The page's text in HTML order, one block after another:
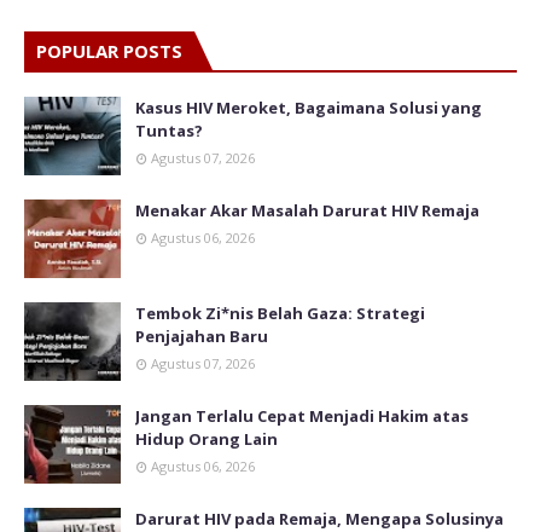
POPULAR POSTS
Kasus HIV Meroket, Bagaimana Solusi yang
Tuntas?
Agustus 07, 2026
Menakar Akar Masalah Darurat HIV Remaja
Agustus 06, 2026
Tembok Zi*nis Belah Gaza: Strategi
Penjajahan Baru
Agustus 07, 2026
Jangan Terlalu Cepat Menjadi Hakim atas
Hidup Orang Lain
Agustus 06, 2026
Darurat HIV pada Remaja, Mengapa Solusinya